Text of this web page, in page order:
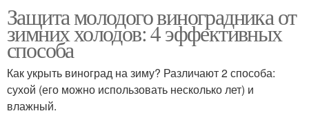
Защита молодого виноградника от
зимних холодов: 4 эффективных
способа
Как укрыть виноград на зиму? Различают 2 способа:
сухой (его можно использовать несколько лет) и
влажный.